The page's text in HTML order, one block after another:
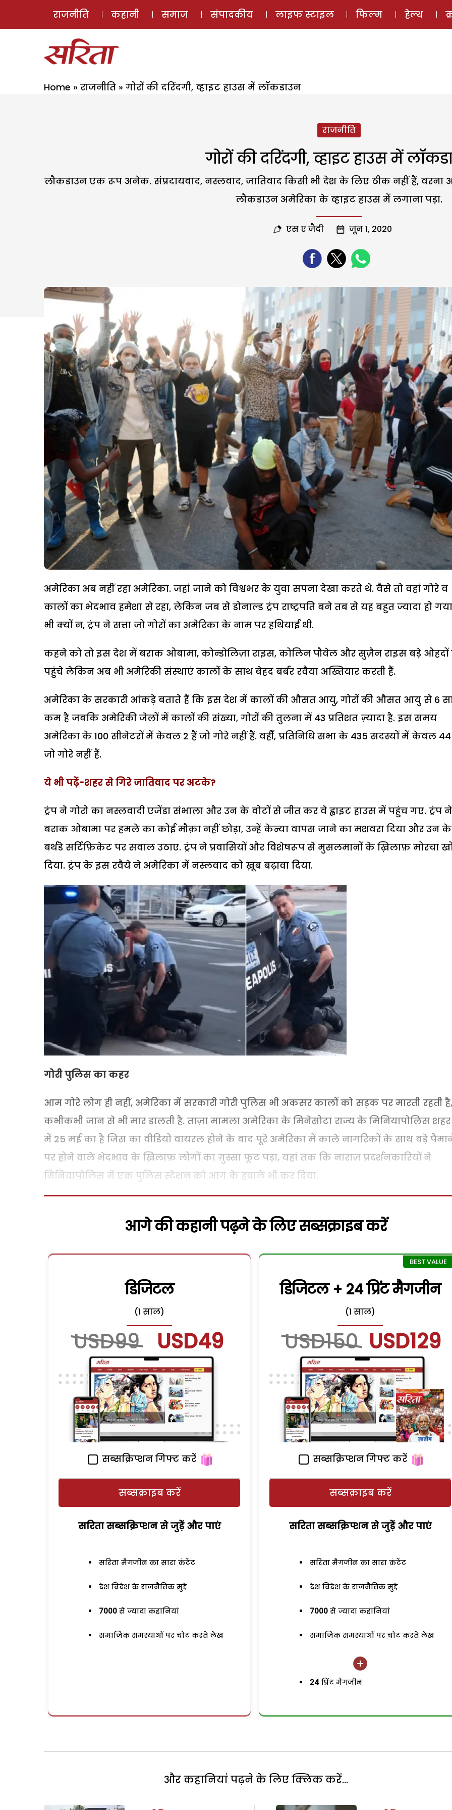
ई-मैगज़ीन
राजनीति कहानी समाज संपादकीय लाइफ स्टाइल फिल्म हेल्थ
Home » राजनीति » गोरों की दरिंदगी, व्हाइट हाउस में लॉकडाउन
राजनीति
गोरों की दरिंदगी, व्हाइट हाउस में
लौकडाउन एक रूप अनेक. संप्रदायवाद, नस्लवाद, जातिवाद किसी भी देश के लिए ठीक नहीं हैं,
लौकडाउन अमेरिका के व्हाइट हाउस में लगाना पड़ा.
एस ए जैदी जून 1, 2020
अमेरिका अब नहीं रहा अमेरिका. जहां जाने को विश्वभर के युवा सपना देखा करते थे. वैसे तो वहां गोरे व
कालों का भेदभाव हमेशा से रहा, लेकिन जब से डोनाल्ड ट्रंप राष्ट्रपति बने तब से यह बहुत ज्यादा हो
भी क्यों न, ट्रंप ने सत्ता जो गोरों का अमेरिका के नाम पर हथियाई थी.
कहने को तो इस देश में बराक ओबामा, कोन्डोलिज़ा राइस, कोलिन पौवेल और सुज़ैन राइस बड़े ओहदों
पहुंचे लेकिन अब भी अमेरिकी संस्थाएं कालों के साथ बेहद बर्बर रवैया अख्तियार करती हैं.
अमेरिका के सरकारी आंकड़े बताते हैं कि इस देश में कालों की औसत आयु, गोरों की औसत आयु से 6
कम है जबकि अमेरिकी जेलों में कालों की संख्या, गोरों की तुलना में 43 प्रतिशत ज़्यादा है. इस समय
अमेरिका के 100 सीनेटरों में केवल 2 हैं जो गोरे नहीं हैं. वहीँ, प्रतिनिधि सभा के 435 सदस्यों में केवल
जो गोरे नहीं हैं.
ये भी पढ़ें-शहर से गिरे जातिवाद पर अटके?
ट्रंप ने गोरो का नस्लवादी एजेंडा संभाला और उन के वोटों से जीत कर वे ह्वाइट हाउस में पहुंच गए. ट्रंप ने
बराक ओबामा पर हमले का कोई मौक़ा नहीं छोड़ा, उन्हें केन्या वापस जाने का मशवरा दिया और उन के
बर्थडे सर्टिफ़िकेट पर सवाल उठाए. ट्रंप ने प्रवासियों और विशेषरूप से मुसलमानों के ख़िलाफ़ मोरचा
दिया. ट्रंप के इस रवैये ने अमेरिका में नस्लवाद को ख़ूब बढ़ावा दिया.
गोरी पुलिस का कहर
आम गोरे लोग ही नहीं, अमेरिका में सरकारी गोरी पुलिस भी अकसर कालों को सड़क पर मारती रहती है,
कभीकभी जान से भी मार डालती है. ताज़ा मामला अमेरिका के मिनेसोटा राज्य के मिनियापोलिस शहर
में 25 मई का है जिस का वीडियो वायरल होने के बाद पूरे अमेरिका में काले नागरिकों के साथ बड़े
पर होने वाले भेदभाव के ख़िलाफ़ लोगों का ग़ुस्सा फूट पड़ा, यहां तक कि नाराज़ प्रदर्शनकारियों ने
मिनियापोलिस में एक पुलिस स्टेशन को आग के हवाले भी कर दिया.
आगे की कहानी पढ़ने के लिए सब्सक्राइब करें
डिजिटल
(1 साल)
USD99 USD49
सब्सक्रिप्शन गिफ्ट करें
सब्सक्राइब करें
सरिता सब्सक्रिप्शन से जुड़ेें और पाएं
सरिता मैगजीन का सारा कंटेंट
देश विदेश के राजनैतिक मुद्दे
7000 से ज्यादा कहानियां
समाजिक समस्याओं पर चोट करते लेख
डिजिटल + 24 प्रिंट मैगजीन
(1 साल)
USD150 USD129
सब्सक्रिप्शन गिफ्ट करें
सब्सक्राइब करें
सरिता सब्सक्रिप्शन से जुड़ेें और पाएं
सरिता मैगजीन का सारा कंटेंट
देश विदेश के राजनैतिक मुद्दे
7000 से ज्यादा कहानियां
समाजिक समस्याओं पर चोट करते लेख
24 प्रिंट मैगजीन
और कहानियां पढ़ने के लिए क्लिक करें...